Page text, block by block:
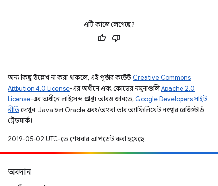
এটি কাজে লেগেছে?
অন্য কিছু উল্লেখ না করা থাকলে, এই পৃষ্ঠার কন্টেন্ট Creative Commons
Attribution 4.0 License-এর অধীনে এবং কোডের নমুনাগুলিApache 2.0
License-এর অধীনে লাইসেন্স প্রাপ্ত। আরও জানতে, Google Developers সাইট
নীতিদেখুন। Java হল Oracle এবং/অথবা তার অ্যাফিলিয়েট সংস্থার রেজিস্টার্ড
ট্রেডমার্ক।
2019-05-02 UTC-তে শেষবার আপডেট করা হয়েছে।
অবদান